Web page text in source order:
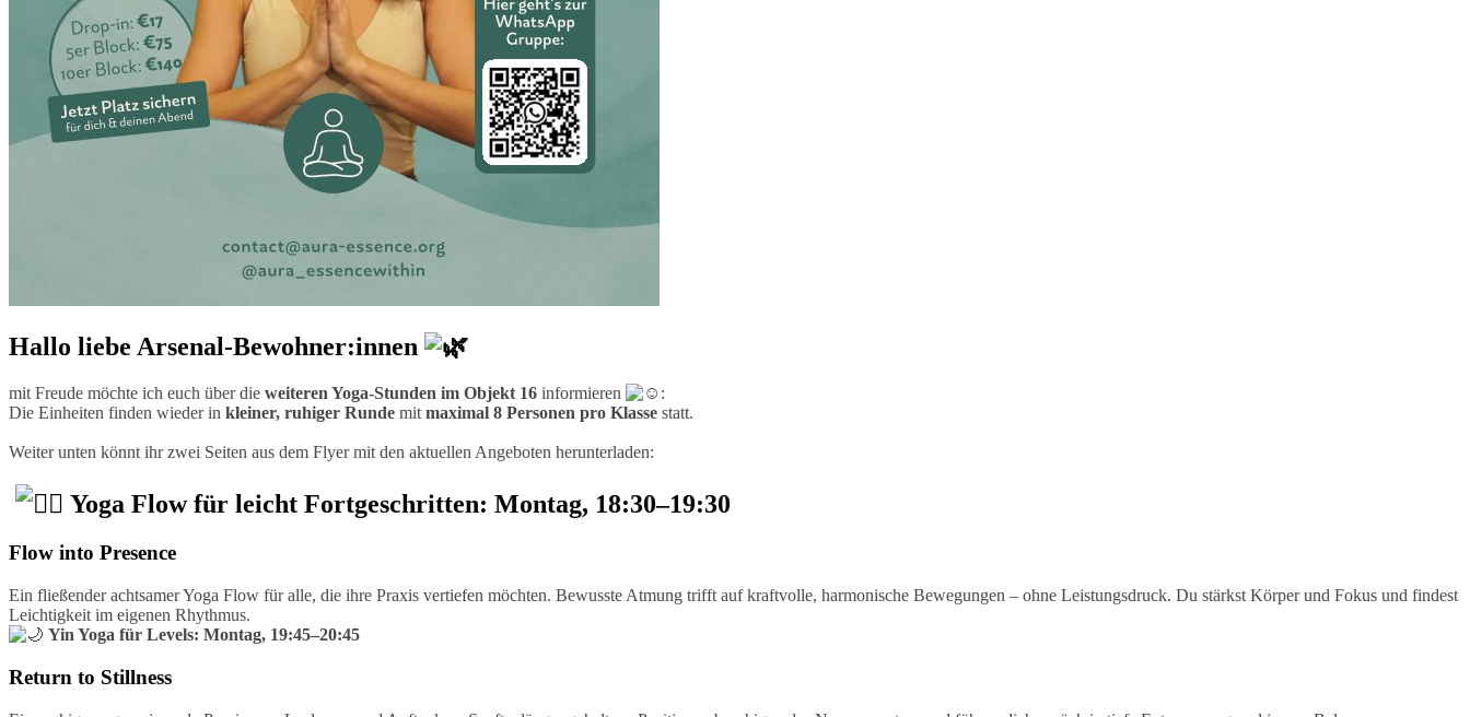
Hallo liebe Arsenal-Bewohner:innen
mit Freude möchte ich euch über die weiteren Yoga-Stunden im Objekt 16 informieren
:
Die Einheiten finden wieder in kleiner, ruhiger Runde mit maximal 8 Personen pro Klasse statt.
Weiter unten könnt ihr zwei Seiten aus dem Flyer mit den aktuellen Angeboten herunterladen:
Yoga Flow für leicht Fortgeschritten: Montag, 18:30–19:30
Flow into Presence
Ein fließender achtsamer Yoga Flow für alle, die ihre Praxis vertiefen möchten. Bewusste Atmung trifft auf kraftvolle, harmonische Bewegungen – ohne Leistungsdruck. Du stärkst Körper und Fokus und findest
Leichtigkeit im eigenen Rhythmus.
Yin Yoga für Levels: Montag, 19:45–20:45
Return to Stillness